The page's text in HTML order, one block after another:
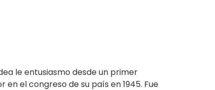
le entusiasmo desde un primer
el congreso de su país en 1945. Fue